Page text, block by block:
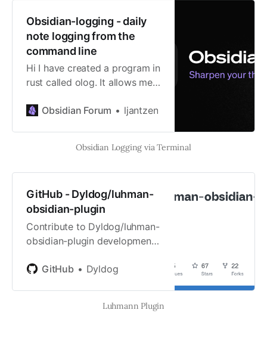
Obsidian-logging - daily
note logging from the
command line
Hi I have created a program in
rust called olog. It allows me
daily note file from the
as such you don’t need
extremely low friction to
append log entries to my daily
note. The program is written
with my vault structure in
me a shout-out if your need
and documentati…
Obsidian Forum ljantzen
Obsidian Logging via Terminal
GitHub - Dyldog/luhman-
obsidian-plugin
Contribute to Dyldog/luhman-
obsidian-plugin development
GitHub.
GitHub Dyldog
Luhmann Plugin